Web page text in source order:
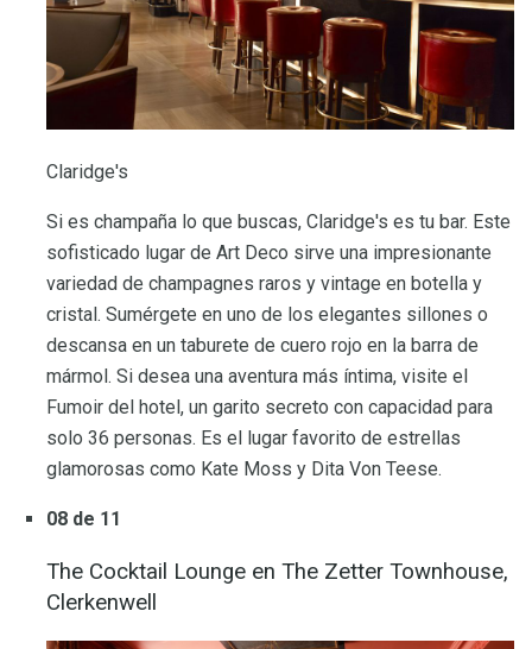
Claridge's
Si es champaña lo que buscas, Claridge's es tu bar. Este
sofisticado lugar de Art Deco sirve una impresionante
variedad de champagnes raros y vintage en botella y
cristal. Sumérgete en uno de los elegantes sillones o
descansa en un taburete de cuero rojo en la barra de
mármol. Si desea una aventura más íntima, visite el
Fumoir del hotel, un garito secreto con capacidad para
solo 36 personas. Es el lugar favorito de estrellas
glamorosas como Kate Moss y Dita Von Teese.
08 de 11
The Cocktail Lounge en The Zetter Townhouse,
Clerkenwell